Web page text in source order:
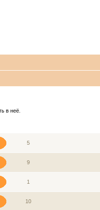
в неё.
5
9
1
10